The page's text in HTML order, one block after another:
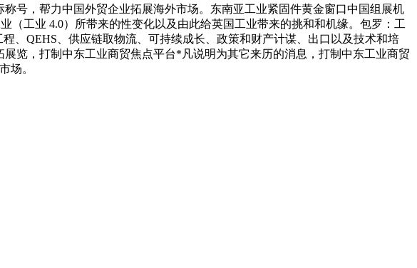
号，帮力中国外贸企业拓展海外市场。东南亚工业紧固件黄金窗口中国组展机
工业 4.0）所带来的性变化以及由此给英国工业带来的挑和和机缘。包罗：工
、QEHS、供应链取物流、可持续成长、政策和财产计谋、出口以及技术和培
览，打制中东工业商贸焦点平台*凡说明为其它来历的消息，打制中东工业商贸
场。